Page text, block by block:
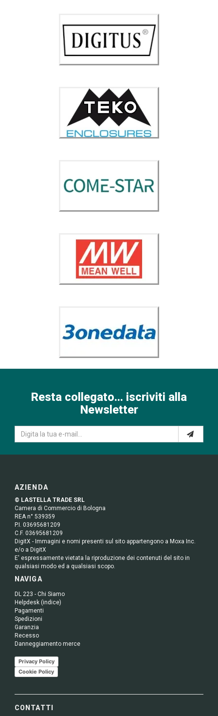
Resta collegato... iscriviti alla
Newsletter
AZIENDA
© LASTELLA TRADE SRL
Camera di Commercio di Bologna
REA n° 539359
P.I. 03695681209
C.F. 03695681209
DigitX - Immagini e nomi presenti sul sito appartengono a Moxa Inc.
e/o a DigitX
E' espressamente vietata la riproduzione dei contenuti del sito in
qualsiasi modo ed a qualsiasi scopo.
NAVIGA
DL 223 - Chi Siamo
Helpdesk (indice)
Pagamenti
Spedizioni
Garanzia
Recesso
Danneggiamento merce
Privacy Policy
Cookie Policy
CONTATTI